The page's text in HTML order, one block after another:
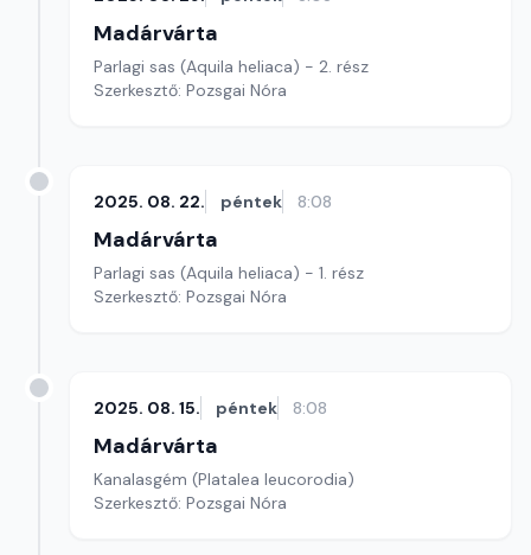
Madárvárta
Parlagi sas (Aquila heliaca) - 2. rész
Szerkesztő: Pozsgai Nóra
2025. 08. 22. péntek 8:08
Madárvárta
Parlagi sas (Aquila heliaca) - 1. rész
Szerkesztő: Pozsgai Nóra
2025. 08. 15. péntek 8:08
Madárvárta
Kanalasgém (Platalea leucorodia)
Szerkesztő: Pozsgai Nóra